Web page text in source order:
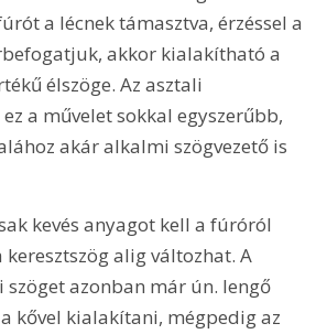
a lécnek támasztva, érzéssel a
akkor kialakítható a
élszöge. Az asztali
a művelet sokkal egyszerűbb,
akár alkalmi szögvezető is
kevés anyagot kell a fúróról
alig változhat. A
szöget azonban már ún. lengő
kővel kialakítani, mégpedig az